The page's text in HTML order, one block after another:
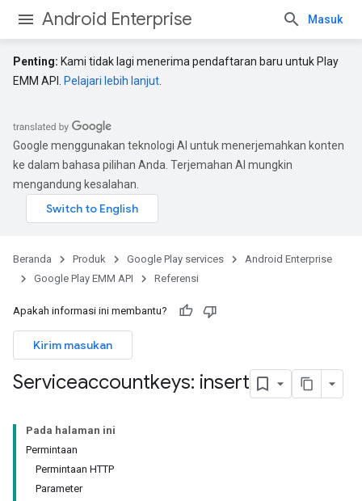
Android Enterprise Masuk
Penting: Kami tidak lagi menerima pendaftaran baru untuk Play
EMM API.
Pelajari lebih lanjut
Google menggunakan teknologi AI untuk menerjemahkan konten
ke dalam bahasa pilihan Anda. Terjemahan AI mungkin
mengandung kesalahan.
Beranda Produk Google Play services
Android Enterprise
Google Play EMM API
Referensi
Apakah informasi ini membantu?
Kirim masukan
Serviceaccountkeys: insert
Pada halaman ini
Permintaan
Permintaan HTTP
Parameter